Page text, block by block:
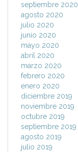
septiembre 2020
agosto 2020
julio 2020
junio 2020
mayo 2020
abril 2020
marzo 2020
febrero 2020
enero 2020
diciembre 2019
noviembre 2019
octubre 2019
septiembre 2019
agosto 2019
julio 2019